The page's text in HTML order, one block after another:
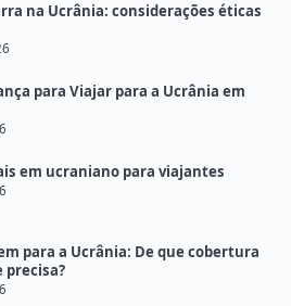
na Ucrânia: considerações éticas
para Viajar para a Ucrânia em
em ucraniano para viajantes
para a Ucrânia: De que cobertura
precisa?